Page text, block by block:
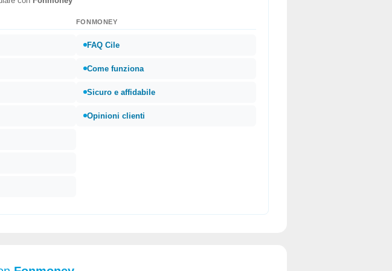
FONMONEY
FAQ Cile
Come funziona
Sicuro e affidabile
Opinioni clienti